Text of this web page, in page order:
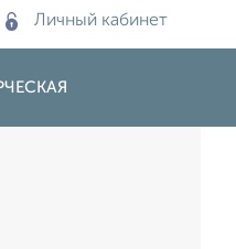
Личный кабинет